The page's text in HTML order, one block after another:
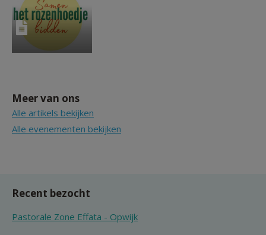
Meer van ons
Alle artikels bekijken
Alle evenementen bekijken
Recent bezocht
Pastorale Zone Effata - Opwijk